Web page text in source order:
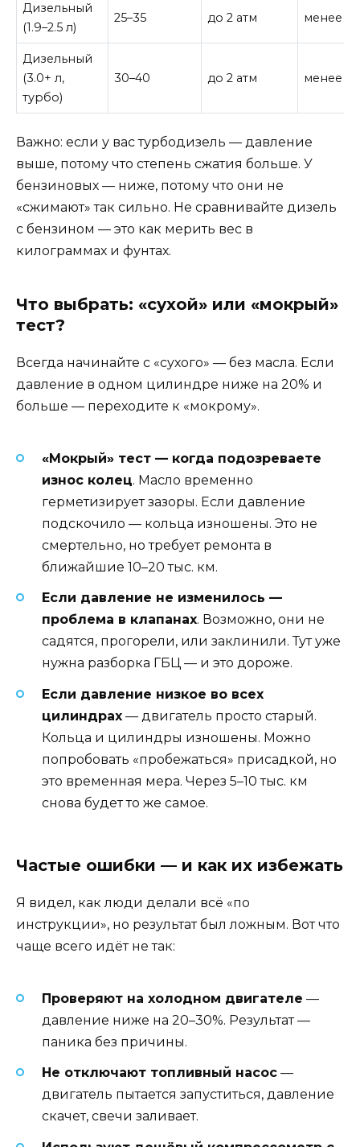
Дизельный
(1.9–2.5 л)
25–35 до 2 атм менее
Дизельный
(3.0+ л,
турбо)
30–40 до 2 атм менее
Важно: если у вас турбодизель — давление
выше, потому что степень сжатия больше. У
бензиновых — ниже, потому что они не
«сжимают» так сильно. Не сравнивайте дизель
с бензином — это как мерить вес в
килограммах и фунтах.
Что выбрать: «сухой» или «мокрый»
тест?
Всегда начинайте с «сухого» — без масла. Если
давление в одном цилиндре ниже на 20% и
больше — переходите к «мокрому».
«Мокрый» тест — когда подозреваете
износ колец. Масло временно
герметизирует зазоры. Если давление
подскочило — кольца изношены. Это не
смертельно, но требует ремонта в
ближайшие 10–20 тыс. км.
Если давление не изменилось —
проблема в клапанах. Возможно, они не
садятся, прогорели, или заклинили. Тут уже
нужна разборка ГБЦ — и это дороже.
Если давление низкое во всех
цилиндрах — двигатель просто старый.
Кольца и цилиндры изношены. Можно
попробовать «пробежаться» присадкой, но
это временная мера. Через 5–10 тыс. км
снова будет то же самое.
Частые ошибки — и как их избежать
Я видел, как люди делали всё «по
инструкции», но результат был ложным. Вот что
чаще всего идёт не так:
Проверяют на холодном двигателе —
давление ниже на 20–30%. Результат —
паника без причины.
Не отключают топливный насос —
двигатель пытается запуститься, давление
скачет, свечи заливает.